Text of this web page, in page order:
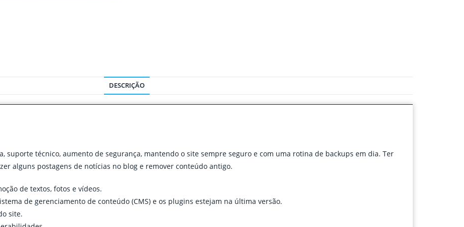
DESCRIÇÃO
suporte técnico, aumento de segurança, mantendo o site sempre seguro e com uma rotina de backups em dia. Ter
alguns postagens de notícias no blog e remover conteúdo antigo.
de textos, fotos e vídeos.
de gerenciamento de conteúdo (CMS) e os plugins estejam na última versão.
site.